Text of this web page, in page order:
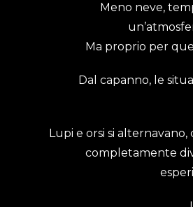
Meno neve,
Ma proprio per
Dal capanno, le
Lupi e orsi si
completamente